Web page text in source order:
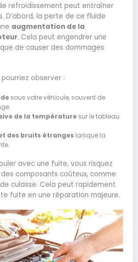
refroidissement peut entraîner
D’abord, la perte de ce fluide
augmentation de la
. Cela peut engendrer une
de causer des dommages
observer :
sous votre véhicule, souvent de
de la températuresur le tableau
des bruits étrangeslorsque la
avec une fuite, vous risquez
composants coûteux, comme
culasse. Cela peut rapidement
fuite en une réparation majeure.